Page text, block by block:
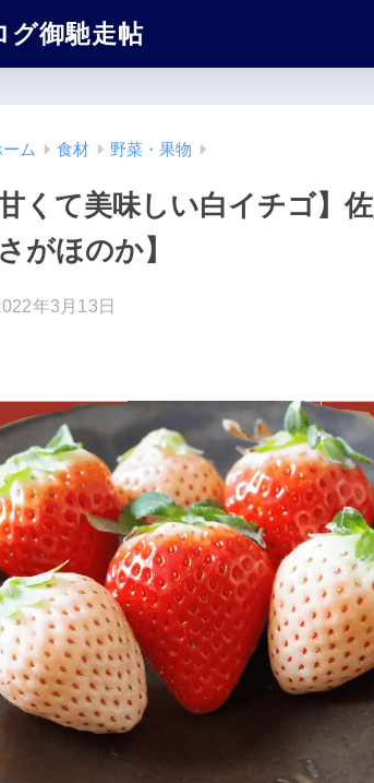
グ御馳走帖
ーム 食材 野菜・果物
甘くて美味しい白イチゴ】
さがほのか】
年3月13日